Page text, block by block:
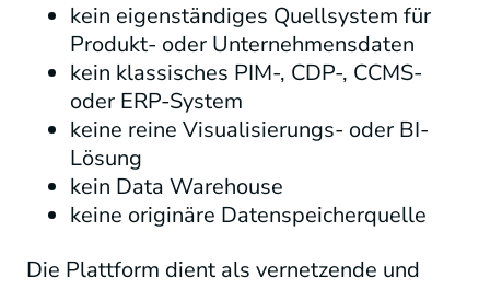
kein eigenständiges Quellsystem für
Produkt- oder Unternehmensdaten
kein klassisches PIM-, CDP-, CCMS-
oder ERP-System
keine reine Visualisierungs- oder BI-
Lösung
kein Data Warehouse
keine originäre Datenspeicherquelle
Die Plattform dient als vernetzende und